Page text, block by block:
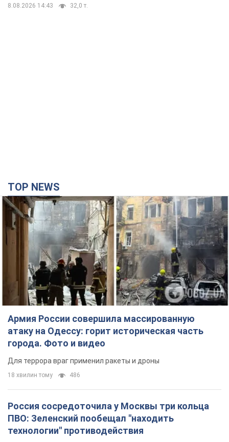
8.08.2026 14:43 32,0 т.
TOP NEWS
Армия России совершила массированную
атаку на Одессу: горит историческая часть
города. Фото и видео
Для террора враг применил ракеты и дроны
18 хвилин тому 486
Россия сосредоточила у Москвы три кольца
ПВО: Зеленский пообещал "находить
технологии" противодействия